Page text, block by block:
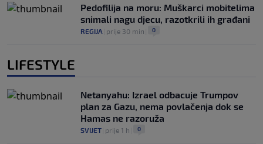
Pedofilija na moru: Muškarci mobitelima
snimali nagu djecu, razotkrili ih građani
REGIJA prije 30 min 0
LIFESTYLE
Netanyahu: Izrael odbacuje Trumpov
plan za Gazu, nema povlačenja dok se
Hamas ne razoruža
SVIJET prije 1 h 0